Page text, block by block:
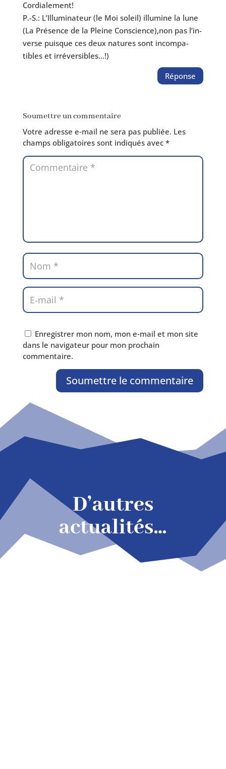
Cordialement!
P.-S.: L’Illuminateur (le Moi soleil) illu­mine la lune
(La Présence de la Pleine Conscience),non pas l’in­
verse puisque ces deux natures sont incom­pa­
tibles et irréversibles…!)
Réponse
Soumettre un commentaire
Votre adresse e‑mail ne sera pas publiée. Les
champs obli­ga­toires sont indi­qués avec *
Enregistrer mon nom, mon e‑mail et mon site
dans le navi­ga­teur pour mon pro­chain
commentaire.
Soumettre le commentaire
D’autres
actualités…